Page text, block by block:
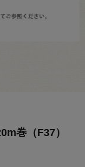
巻（F37）